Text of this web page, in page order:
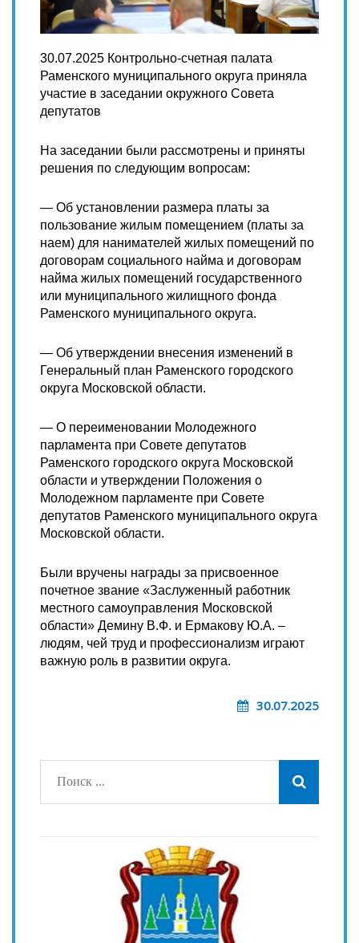
30.07.2025 Контрольно-счетная палата
Раменского муниципального округа приняла
участие в заседании окружного Совета
депутатов
На заседании были рассмотрены и приняты
решения по следующим вопросам:
— Об установлении размера платы за
пользование жилым помещением (платы за
наем) для нанимателей жилых помещений по
договорам социального найма и договорам
найма жилых помещений государственного
или муниципального жилищного фонда
Раменского муниципального округа.
— Об утверждении внесения изменений в
Генеральный план Раменского городского
округа Московской области.
— О переименовании Молодежного
парламента при Совете депутатов
Раменского городского округа Московской
области и утверждении Положения о
Молодежном парламенте при Совете
депутатов Раменского муниципального округа
Московской области.
Были вручены награды за присвоенное
почетное звание «Заслуженный работник
местного самоуправления Московской
области» Демину В.Ф. и Ермакову Ю.А. –
людям, чей труд и профессионализм играют
важную роль в развитии округа.
30.07.2025